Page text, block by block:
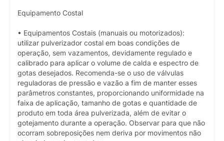
Equipamento Costal
• Equipamentos Costais (manuais ou motorizados):
utilizar pulverizador costal em boas condições de
operação, sem vazamentos, devidamente regulado e
calibrado para aplicar o volume de calda e espectro de
gotas desejados. Recomenda-se o uso de válvulas
reguladoras de pressão e vazão a fim de manter esses
parâmetros constantes, proporcionando uniformidade na
faixa de aplicação, tamanho de gotas e quantidade de
produto em toda área pulverizada, além de evitar o
gotejamento durante a operação. Observar para que não
ocorram sobreposições nem deriva por movimentos não